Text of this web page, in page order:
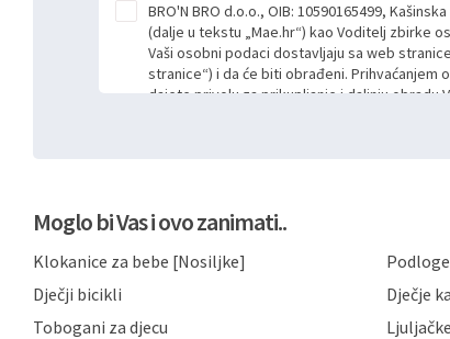
BRO'N BRO d.o.o., OIB: 10590165499,
(dalje u tekstu „Mae.hr“) kao Voditelj zbirke
Vaši osobni podaci dostavljaju sa web
stranice“) i da će biti obrađeni.
dajete privolu za prikupljanje i daljnju obradu
Mae.hr putem ovih web stranica u svrhu
poslan kroz kontakt obrazac. Radi se o
niste dužni prihvatiti odnosno niste dužni
možete pročitati ovdje, sukladno Politici
primjenu odgovarajućih tehničkih i
privatnost svojih korisnika i posjetitelja web
podataka te omogućava pristup i
Moglo bi Vas i ovo zanimati..
Klokanice za bebe [Nosiljke]
Dječji bicikli
Dječje
Tobogani za djecu